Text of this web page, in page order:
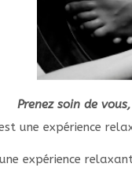
Prenez soin de
une expérience
expérience